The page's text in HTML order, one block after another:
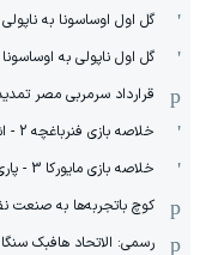
گل اول اوساسونا به
گل اول ناپولی به
قرارداد سرمربی مصر
خلاصه بازی فنرباغچه 2 - اشتورم گراتس 0
خلاصه بازی مایورکا 3 - پاری سن ژرمن 0
کوچ باتجربه‌ها به صنعت
رسمی: الاتحاد هافبک